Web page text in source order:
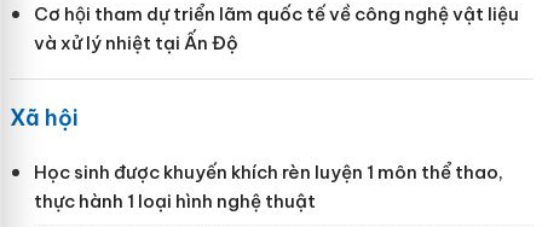
Cơ hội tham dự triển lãm quốc tế về công nghệ vật liệu
và xử lý nhiệt tại Ấn Độ
Xã hội
Học sinh được khuyến khích rèn luyện 1 môn thể thao,
thực hành 1 loại hình nghệ thuật